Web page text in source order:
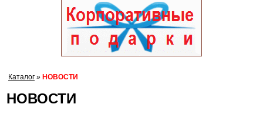
Каталог » НОВОСТИ
НОВОСТИ